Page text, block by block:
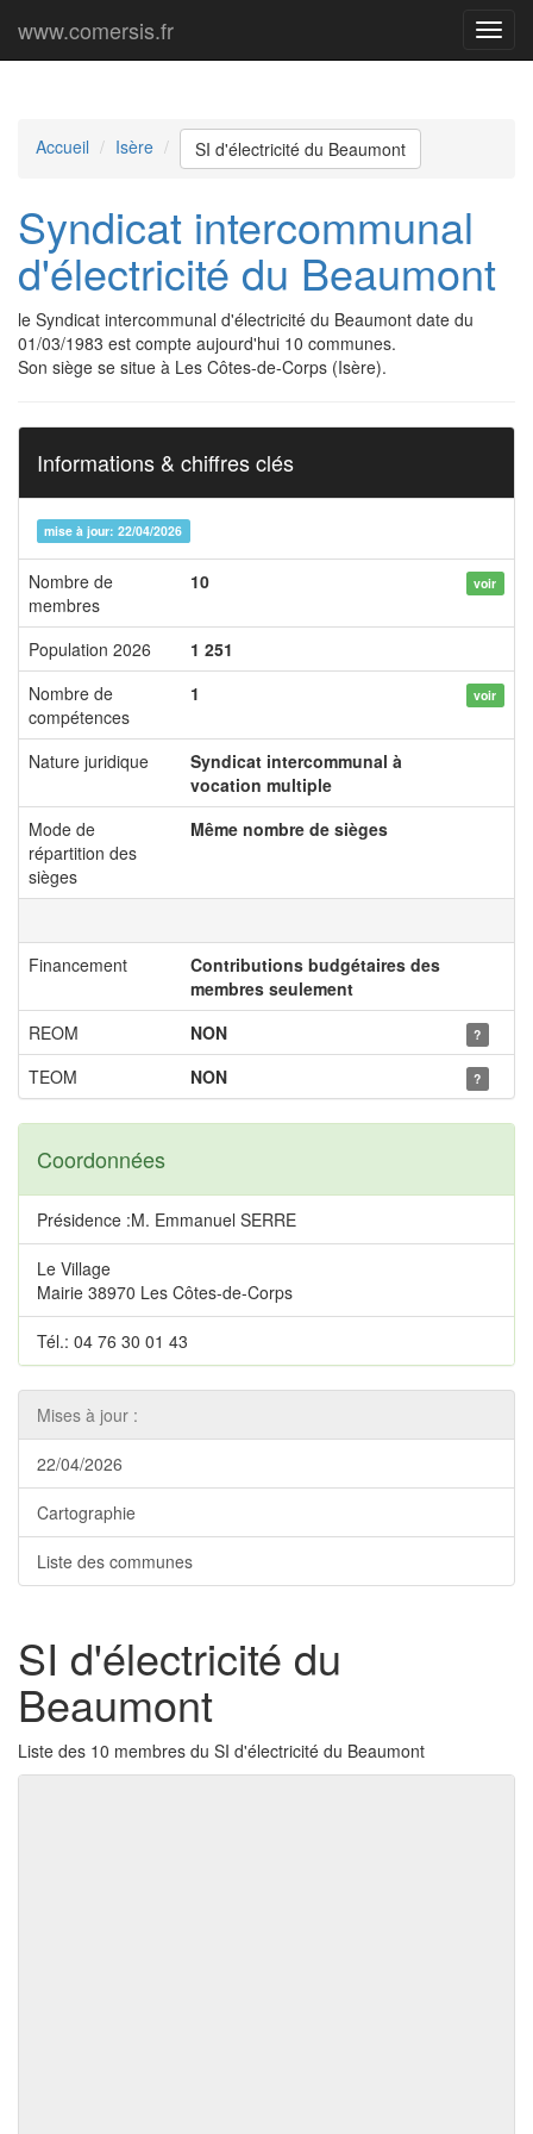
Menu
www.comersis.fr
Accueil Isère SI d'électricité du Beaumont
Syndicat intercommunal
d'électricité du Beaumont
le Syndicat intercommunal d'électricité du Beaumont date du
01/03/1983 est compte aujourd'hui 10 communes.
Son siège se situe à Les Côtes-de-Corps (Isère).
Informations & chiffres clés
mise à jour: 22/04/2026
Nombre de
membres
10 voir
Population 2026
1 251
Nombre de
compétences
1 voir
Nature juridique
Syndicat intercommunal à
vocation multiple
Mode de
répartition des
sièges
Même nombre de sièges
Financement
Contributions budgétaires des
membres seulement
REOM
NON ?
TEOM NON ?
Coordonnées
Présidence :M. Emmanuel SERRE
Le Village
Mairie 38970 Les Côtes-de-Corps
Tél.: 04 76 30 01 43
Mises à jour :
22/04/2026
Cartographie
Liste des communes
SI d'électricité du
Beaumont
Liste des 10 membres du SI d'électricité du Beaumont